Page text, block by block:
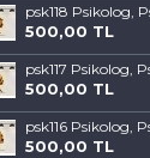
500,00 TL
500,00 TL
500,00 TL